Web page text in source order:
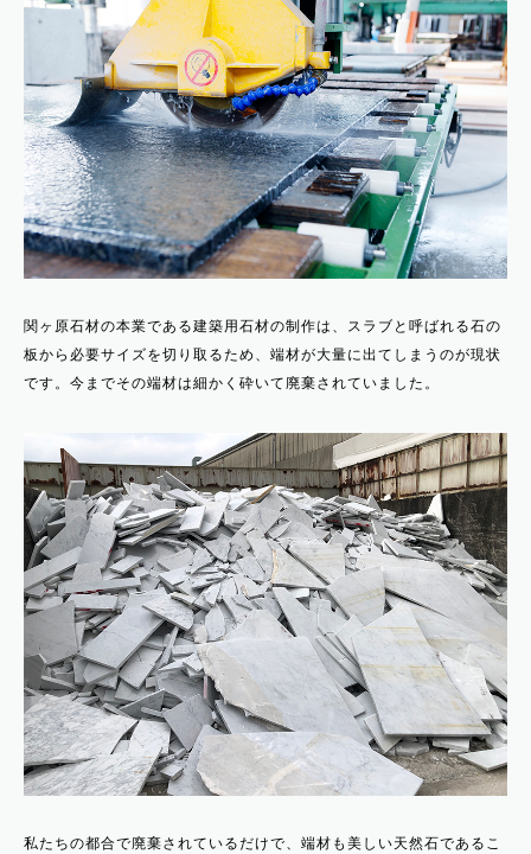
関ヶ原石材の本業である建築用石材の制作は、スラブと呼ばれる石の
板から必要サイズを切り取るため、端材が大量に出てしまうのが現状
です。今までその端材は細かく砕いて廃棄されていました。
私たちの都合で廃棄されているだけで、端材も美しい天然石であるこ